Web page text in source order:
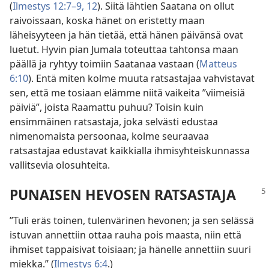
(Ilmestys 12:7–9, 12). Siitä lähtien Saatana on ollut
raivoissaan, koska hänet on eristetty maan
läheisyyteen ja hän tietää, että hänen päivänsä ovat
luetut. Hyvin pian Jumala toteuttaa tahtonsa maan
päällä ja ryhtyy toimiin Saatanaa vastaan (Matteus
6:10). Entä miten kolme muuta ratsastajaa vahvistavat
sen, että me tosiaan elämme niitä vaikeita ”viimeisiä
päiviä”, joista Raamattu puhuu? Toisin kuin
ensimmäinen ratsastaja, joka selvästi edustaa
nimenomaista persoonaa, kolme seuraavaa
ratsastajaa edustavat kaikkialla ihmisyhteiskunnassa
vallitsevia olosuhteita.
PUNAISEN HEVOSEN RATSASTAJA
”Tuli eräs toinen, tulenvärinen hevonen; ja sen selässä
istuvan annettiin ottaa rauha pois maasta, niin että
ihmiset tappaisivat toisiaan; ja hänelle annettiin suuri
miekka.” (Ilmestys 6:4.)